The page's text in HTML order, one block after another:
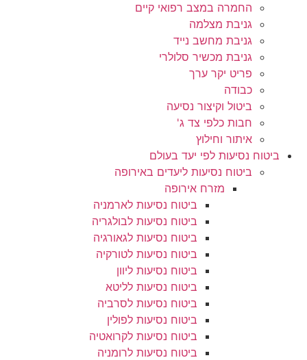
החמרה במצב רפואי קיים
גניבת מצלמה
גניבת מחשב נייד
גניבת מכשיר סלולרי
פריט יקר ערך
כבודה
ביטול וקיצור נסיעה
חבות כלפי צד ג'
איתור וחילוץ
ביטוח נסיעות לפי יעד בעולם
ביטוח נסיעות ליעדים באירופה
מזרח אירופה
ביטוח נסיעות לארמניה
ביטוח נסיעות לבולגריה
ביטוח נסיעות לגאורגיה
ביטוח נסיעות לטורקיה
ביטוח נסיעות ליוון
ביטוח נסיעות לליטא
ביטוח נסיעות לסרביה
ביטוח נסיעות לפולין
ביטוח נסיעות לקרואטיה
ביטוח נסיעות לרומניה